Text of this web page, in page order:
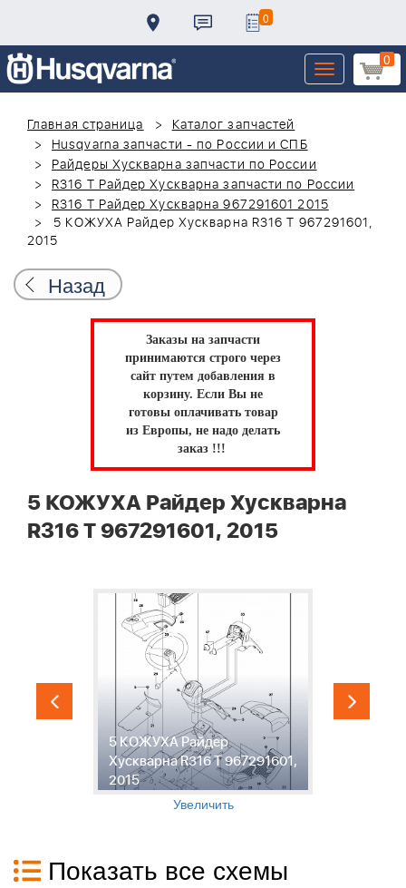
0
0
Toggle
navigation
Главная страница
Каталог запчастей
Husqvarna запчасти - по России и СПБ
Райдеры Хускварна запчасти по России
R316 T Райдер Хускварна запчасти по России
R316 T Райдер Хускварна 967291601 2015
5 КОЖУХА Райдер Хускварна R316 T 967291601,
2015
Назад
Заказы на запчасти
принимаются строго через
сайт путем добавления в
корзину. Если Вы не
готовы оплачивать товар
из Европы, не надо делать
заказ !!!
5 КОЖУХА Райдер Хускварна
R316 T 967291601, 2015
5 КОЖУХА Райдер
Хускварна R316 T 967291601,
2015
Увеличить
Показать все схемы